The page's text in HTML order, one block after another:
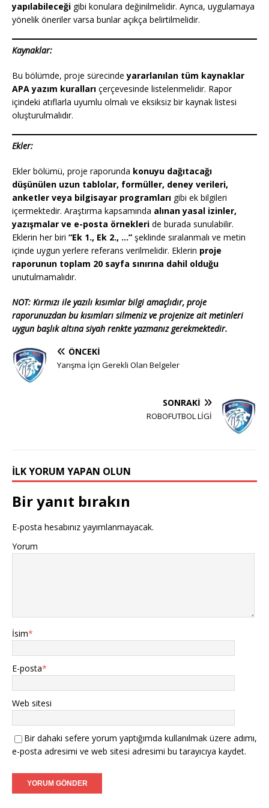
yapılabileceği gibi konulara değinilmelidir. Ayrıca, uygulamaya
yönelik öneriler varsa bunlar açıkça belirtilmelidir.
Kaynaklar:
Bu bölümde, proje sürecindeyararlanılan tüm kaynaklar
APA yazım kuralları çerçevesinde listelenmelidir. Rapor
içindeki atıflarla uyumlu olmalı ve eksiksiz bir kaynak listesi
oluşturulmalıdır.
Ekler:
Ekler bölümü, proje raporunda konuyu dağıtacağı
düşünülen uzun tablolar, formüller, deney verileri,
anketler veya bilgisayar programları gibi ek bilgileri
içermektedir. Araştırma kapsamında alınan yasal izinler,
yazışmalar ve e-posta örnekleri de burada sunulabilir.
Eklerin her biri “Ek 1., Ek 2., …” şeklinde sıralanmalı ve metin
içinde uygun yerlere referans verilmelidir. Eklerin proje
raporunun toplam 20 sayfa sınırına dahil olduğu
unutulmamalıdır.
NOT: Kırmızı ile yazılı kısımlar bilgi amaçlıdır, proje
raporunuzdan bu kısımları silmeniz ve projenize ait metinleri
uygun başlık altına siyah renkte yazmanız gerekmektedir.
ÖNCEKI
Yarışma İçin Gerekli Olan Belgeler
SONRAKI
ROBOFUTBOL LİGİ
İLK YORUM YAPAN OLUN
Bir yanıt bırakın
E-posta hesabınız yayımlanmayacak.
Yorum
İsim*
E-posta*
Web sitesi
Bir dahaki sefere yorum yaptığımda kullanılmak üzere adımı,
e-posta adresimi ve web sitesi adresimi bu tarayıcıya kaydet.